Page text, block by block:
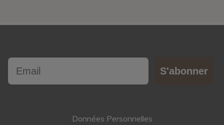
Email
S'abonner
Données Personnelles